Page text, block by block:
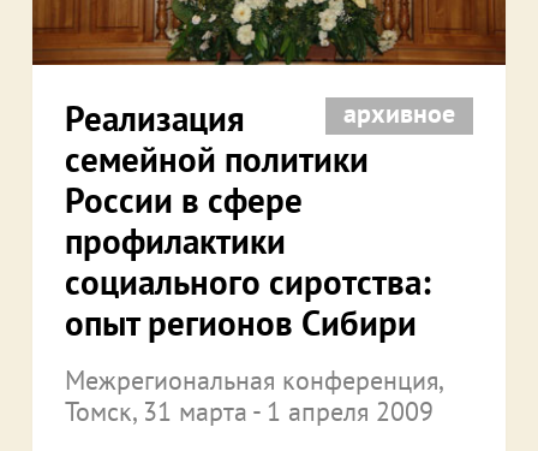
архивное
Реализация
семейной политики
России в сфере
профилактики
социального сиротства:
опыт регионов Сибири
Межрегиональная конференция,
Томск, 31 марта - 1 апреля 2009